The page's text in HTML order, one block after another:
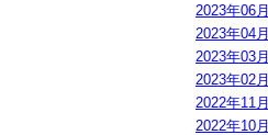
2023年06月
2023年04月
2023年03月
2023年02月
2022年11月
2022年10月